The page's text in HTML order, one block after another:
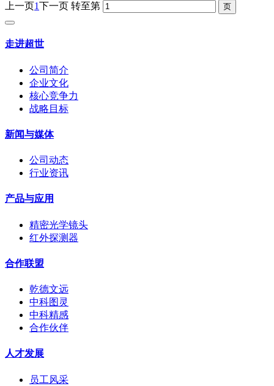
上一页1下一页 转至第
走进超世
公司简介
企业文化
核心竞争力
战略目标
新闻与媒体
公司动态
行业资讯
产品与应用
精密光学镜头
红外探测器
合作联盟
乾德文远
中科图灵
中科精感
合作伙伴
人才发展
员工风采